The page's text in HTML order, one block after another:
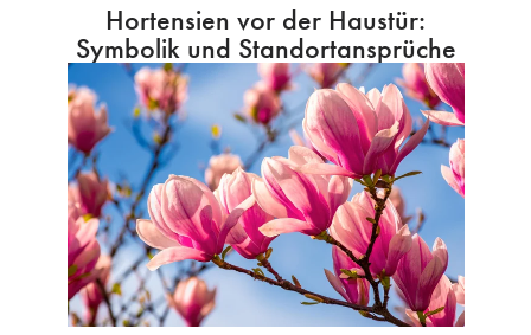
Hortensien vor der Haustür:
Symbolik und Standortansprüche